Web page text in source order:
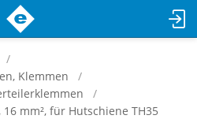
Klemmen
mm², für Hutschiene TH35